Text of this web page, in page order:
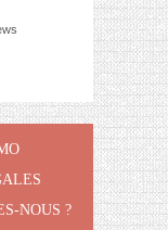
NOUS ?